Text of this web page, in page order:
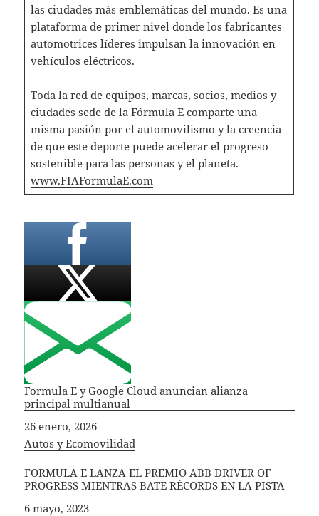
las ciudades más emblemáticas del mundo. Es una
plataforma de primer nivel donde los fabricantes
automotrices líderes impulsan la innovación en
vehículos eléctricos.
Toda la red de equipos, marcas, socios, medios y
ciudades sede de la Fórmula E comparte una
misma pasión por el automovilismo y la creencia
de que este deporte puede acelerar el progreso
sostenible para las personas y el planeta.
www.FIAFormulaE.com
Formula E y Google Cloud anuncian alianza
principal multianual
Fecha
26 enero, 2026
In relation to
Autos y Ecomovilidad
FORMULA E LANZA EL PREMIO ABB DRIVER OF
PROGRESS MIENTRAS BATE RÉCORDS EN LA PISTA
Fecha
6 mayo, 2023